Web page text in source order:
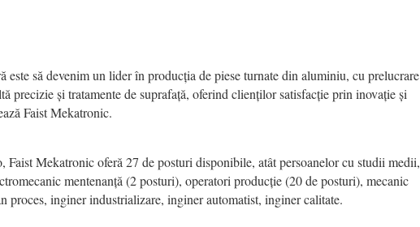
este să devenim un lider în producția de piese turnate din aluminiu, cu prelucrare
precizie și tratamente de suprafață, oferind clienților satisfacție prin inovație și
Faist Mekatronic.
Faist Mekatronic oferă 27 de posturi disponibile, atât persoanelor cu studii medii,
mentenanță (2 posturi), operatori producție (20 de posturi), mecanic
proces, inginer industrializare, inginer automatist, inginer calitate.